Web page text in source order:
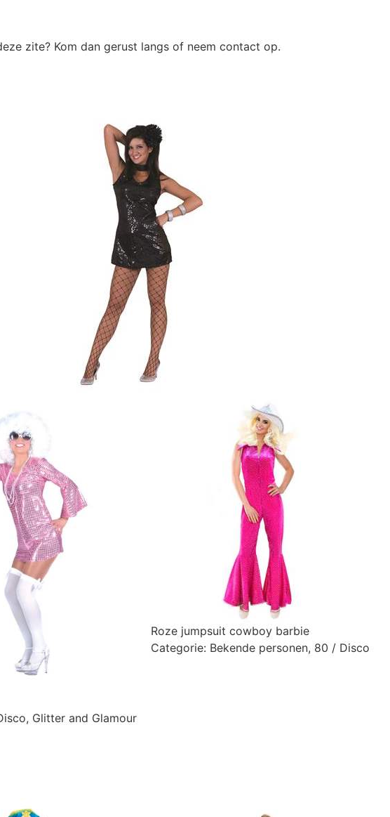
zite? Kom dan gerust langs of neem contact op.
, Glitter and Glamour
Roze jumpsuit cowboy barbie
Categorie: Bekende personen, 80 / Disco